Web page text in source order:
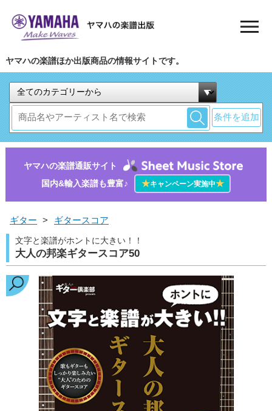
ヤマハの楽譜ほか出版商品の情報サイトです。
条件を追加
ヤマハの楽譜通販サイト
国内&輸入楽譜も豊富♪
★キャンペーン実施中★
ギター > ギタースコア
文字と楽譜がホントに大きい！！
大人の邦楽ギタースコア50